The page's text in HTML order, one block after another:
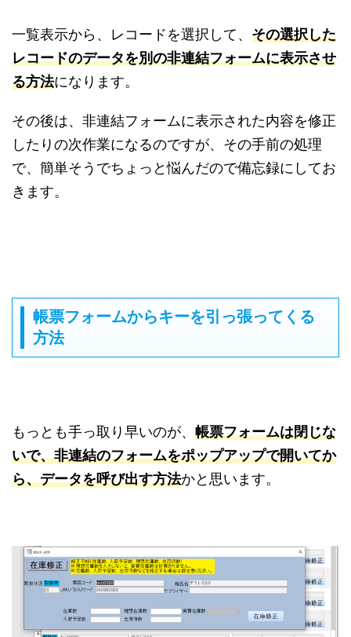
一覧表示から、レコードを選択して、 その選択した
レコードのデータを別の非連結フォームに表示させ
る方法になります。
その後は、非連結フォームに表示された内容を修正
したりの次作業になるのですが、その手前の処理
で、簡単そうでちょっと悩んだので備忘録にしてお
きます。
帳票フォームからキーを引っ張ってくる
方法
もっとも手っ取り早いのが、 帳票フォームは閉じな
いで、非連結のフォームをポップアップで開いてか
ら、データを呼び出す方法かと思います。